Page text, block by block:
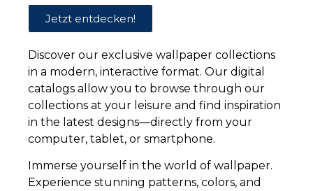
Jetzt entdecken!
Discover our exclusive wallpaper collections
in a modern, interactive format. Our digital
catalogs allow you to browse through our
collections at your leisure and find inspiration
in the latest designs—directly from your
computer, tablet, or smartphone.
Immerse yourself in the world of wallpaper.
Experience stunning patterns, colors, and